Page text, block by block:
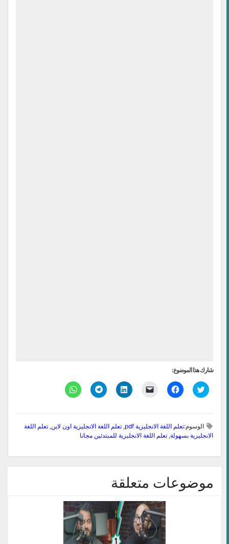
شارك هذا الموضوع:
اضغط
للمشاركة
(فتح
نافذة
جديدة)
انقر
للمشاركة
(فتح
نافذة
جديدة)
النقر
لإرسال
البريد
إلى
صديق
نافذة
اضغط
لتشارك
(فتح
نافذة
جديدة)
انقر
للمشاركة
(فتح
نافذة
جديدة)
انقر
للمشاركة
(فتح
نافذة الوسوم:تعلم اللغة الانجليزية pdf , تعلم اللغة الانجليزية اون لاين, تعلم اللغة
الانجليزية بسهولة, تعلم اللغة الانجليزية للمبتدئين مجانا
موضوعات متعلقة